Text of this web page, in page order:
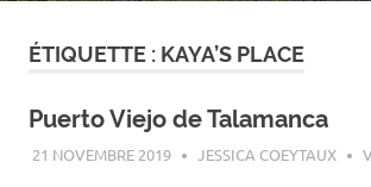
ÉTIQUETTE : KAYA’S PLACE
Puerto Viejo de Talamanca
21 NOVEMBRE 2019 JESSICA COEYTAUX